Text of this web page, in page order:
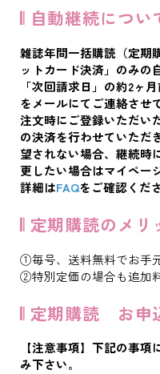
𝄃 自動継続につい
雑誌年間一括購読（定期
ットカード決済」のみの
「次回請求日」の約2ヶ
をメールにてご連絡させ
注文時にご登録いただい
の決済を行わせていただ
望されない場合、継続時
更したい場合はマイペー
詳細はFAQをご確認くだ
𝄃 定期購読のメリ
①毎号、送料無料でお手
②特別定価の場合も追加
𝄃 定期購読 お申
【注意事項】下記の事
み下さい。